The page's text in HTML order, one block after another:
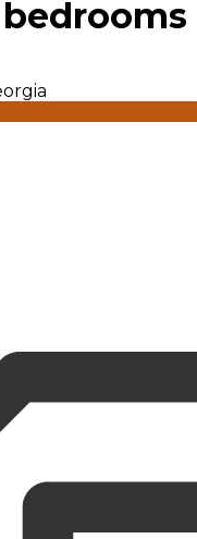
bedrooms